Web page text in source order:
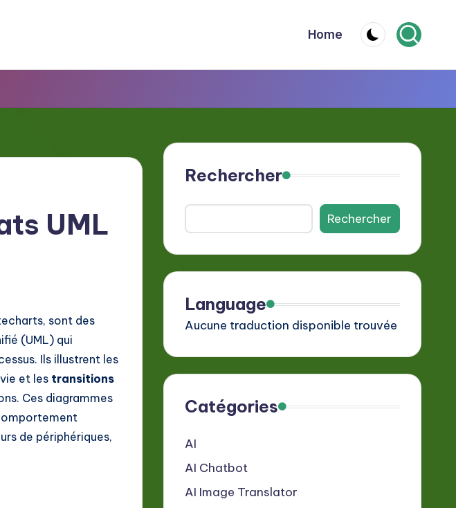
Home
UML
sont des
(UML) qui
Ils illustrent les
et les transitions
Ces diagrammes
de périphériques,
Rechercher
Rechercher
Language
Aucune traduction disponible trouvée
Catégories
AI
AI Chatbot
AI Image Translator